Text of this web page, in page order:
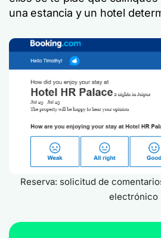
una estancia y un hotel
Reserva: solicitud de
electrónico